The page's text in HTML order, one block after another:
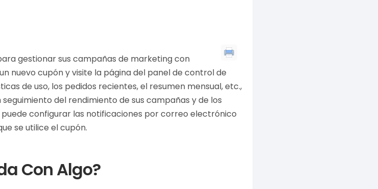
gestionar sus campañas de marketing con
nuevo cupón y visite la página del panel de control de
de uso, los pedidos recientes, el resumen mensual, etc.,
del rendimiento de sus campañas y de los
configurar las notificaciones por correo electrónico
se utilice el cupón.
Con Algo?